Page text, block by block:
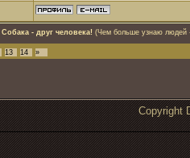
Собака - друг человека! (Чем больше узнаю людей
13 14 »
Copyright